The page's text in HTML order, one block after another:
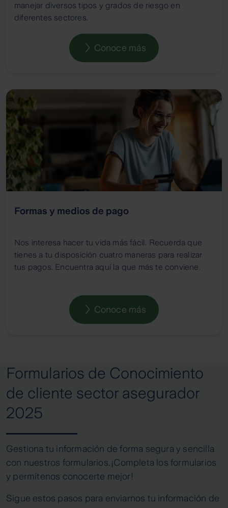
manejar diversos tipos y grados de riesgo en
diferentes sectores.
Conoce más
Formas y medios de pago
Nos interesa hacer tu vida más fácil. Recuerda que
tienes a tu disposición cuatro maneras para realizar
tus pagos. Encuentra aquí la que más te conviene.
Conoce más
Formularios de Conocimiento
de cliente sector asegurador
2025
Gestiona tu información de forma segura y sencilla
con nuestros formularios. ¡Completa los formularios
y permítenos conocerte mejor!
Sigue estos pasos para enviarnos tu información de